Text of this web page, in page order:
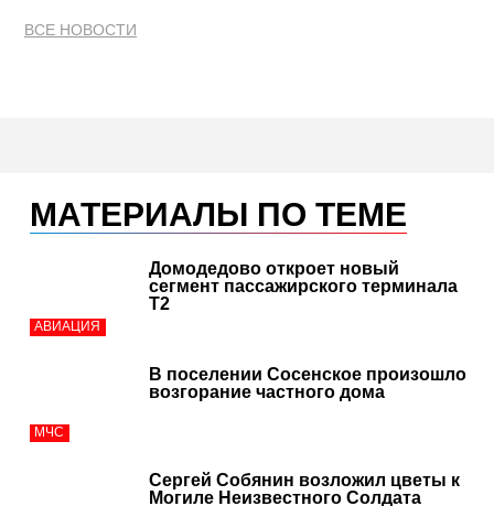
ВСЕ НОВОСТИ
МАТЕРИАЛЫ ПО ТЕМЕ
АВИАЦИЯ
Домодедово откроет новый
сегмент пассажирского терминала
Т2
МЧС
В поселении Сосенское произошло
возгорание частного дома
Сергей Собянин возложил цветы к
Могиле Неизвестного Солдата